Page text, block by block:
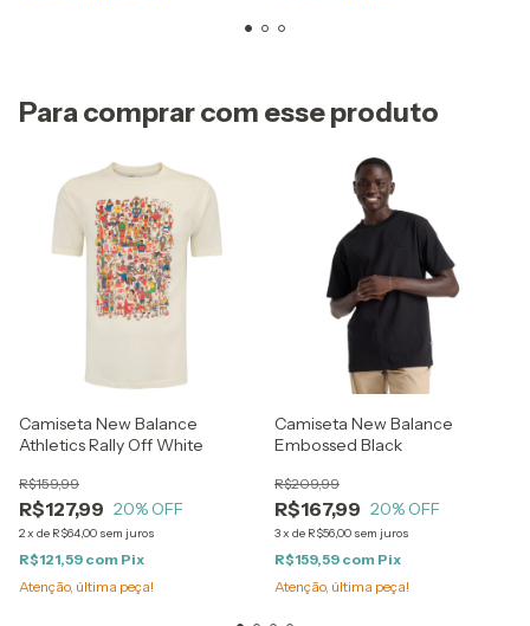
Para comprar com esse produto
Camiseta New Balance
Athletics Rally Off White
R$127,99
R$159,99
20% OFF
2x de R$64,00 sem juros
R$121,59 com Pix
Atenção, última peça!
Camiseta New Balance
Embossed Black
R$167,99
R$209,99
20% OFF
3x de R$56,00 sem juros
R$159,59 com Pix
Atenção, última peça!